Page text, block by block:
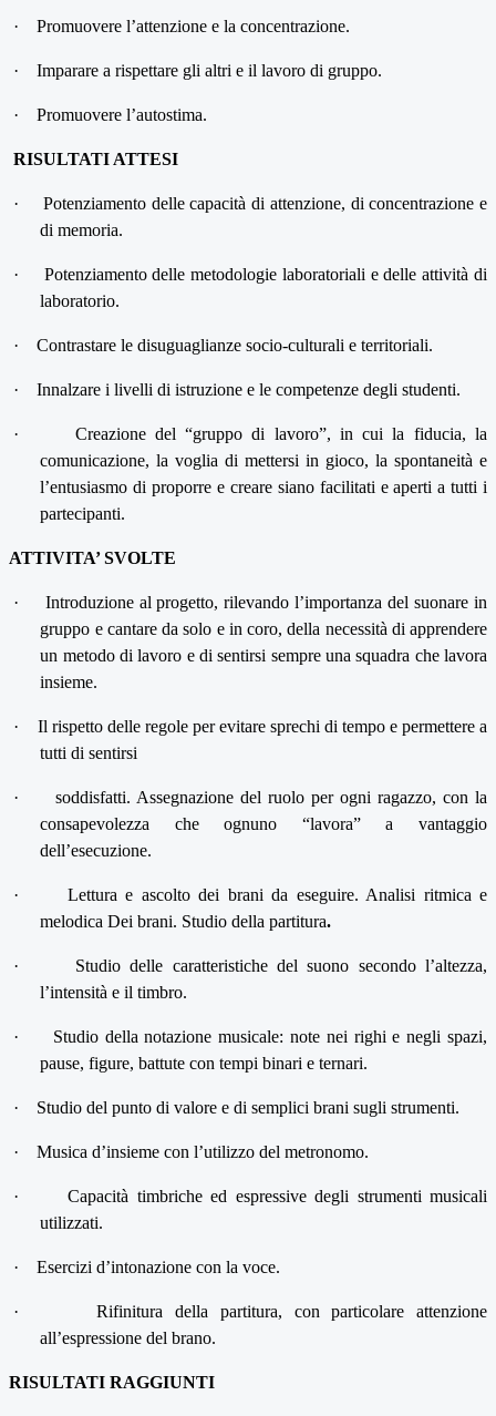
· Promuovere l’attenzione e la concentrazione.
· Imparare a rispettare gli altri e il lavoro di gruppo.
· Promuovere l’autostima.
RISULTATI ATTESI
·
Potenziamento delle capacità di attenzione, di concentrazione e
di memoria.
·
Potenziamento delle metodologie laboratoriali e delle attività di
laboratorio.
· Contrastare le disuguaglianze socio-culturali e territoriali.
· Innalzare i livelli di istruzione e le competenze degli studenti.
·
Creazione del “gruppo di lavoro”, in cui la fiducia, la
comunicazione, la voglia di mettersi in gioco, la spontaneità e
l’entusiasmo di proporre e creare siano facilitati e aperti a tutti i
partecipanti.
ATTIVITA’ SVOLTE
·
Introduzione al progetto, rilevando l’importanza del suonare in
gruppo e cantare da solo e in coro, della necessità di apprendere
un metodo di lavoro e di sentirsi sempre una squadra che lavora
insieme.
·
Il rispetto delle regole per evitare sprechi di tempo e permettere a
tutti di sentirsi
·
soddisfatti. Assegnazione del ruolo per ogni ragazzo, con la
consapevolezza che ognuno “lavora” a vantaggio
dell’esecuzione.
·
Lettura e ascolto dei brani da eseguire. Analisi ritmica e
melodica Dei brani. Studio della partitura.
·
Studio delle caratteristiche del suono secondo l’altezza,
l’intensità e il timbro.
·
Studio della notazione musicale: note nei righi e negli spazi,
pause, figure, battute con tempi binari e ternari.
· Studio del punto di valore e di semplici brani sugli strumenti.
· Musica d’insieme con l’utilizzo del metronomo.
·
Capacità timbriche ed espressive degli strumenti musicali
utilizzati.
· Esercizi d’intonazione con la voce.
·
Rifinitura della partitura, con particolare attenzione
all’espressione del brano.
RISULTATI RAGGIUNTI